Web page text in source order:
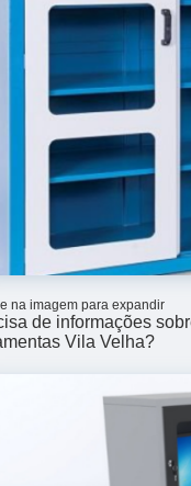
na imagem para expandir
de informações
Vila Velha?